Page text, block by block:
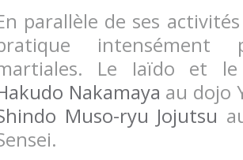
parallèle de ses
intensément
Le Iaïdo et
Nakamaya au dojo
Muso-ryu Jojutsu